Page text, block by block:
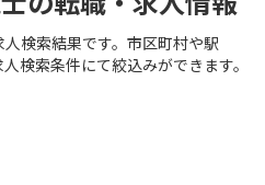
検索結果です。市区町村や駅
検索条件にて絞込みができます。